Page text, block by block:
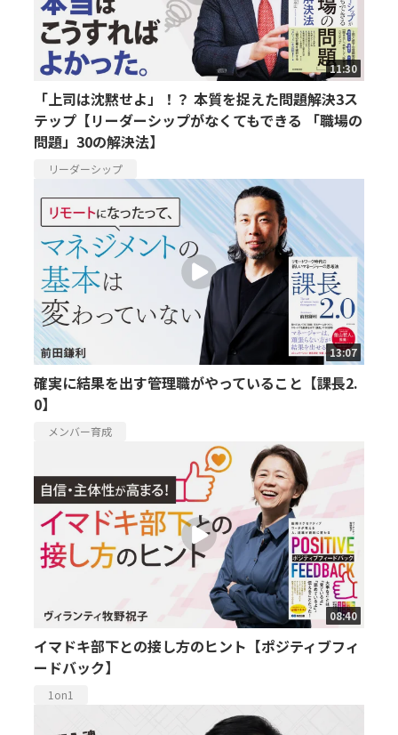
11:30
「上司は沈黙せよ」！？ 本質を捉えた問題解決3ス
テップ【リーダーシップがなくてもできる 「職場の
問題」30の解決法】
リーダーシップ
13:07
確実に結果を出す管理職がやっていること【課長2.
0】
メンバー育成
08:40
イマドキ部下との接し方のヒント【ポジティブフィ
ードバック】
1on1